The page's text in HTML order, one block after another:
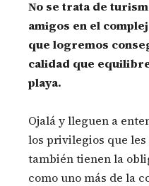
No se trata de
amigos en el
que logremos
calidad que
playa.
Ojalá y lleguen a
los privilegios que
también tienen la
como uno más de la